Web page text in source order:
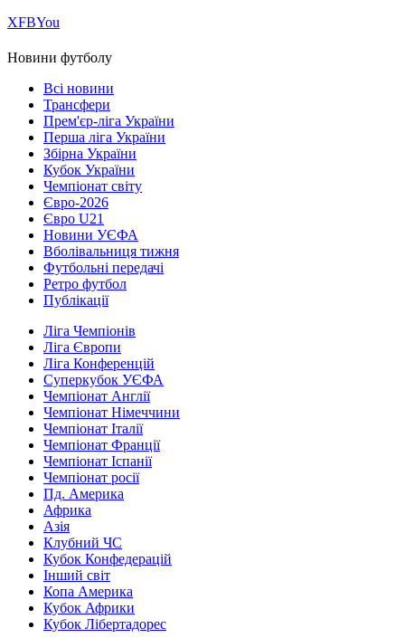
ХFBYou
Новини футболу
Всі новини
Трансфери
Прем'єр-ліга України
Перша ліга України
Збірна України
Кубок України
Чемпіонат світу
Євро-2026
Євро U21
Новини УЄФА
Вболівальниця тижня
Футбольні передачі
Ретро футбол
Публікації
Ліга Чемпіонів
Ліга Європи
Ліга Конференцій
Суперкубок УЄФА
Чемпіонат Англії
Чемпіонат Німеччини
Чемпіонат Італії
Чемпіонат Франції
Чемпіонат Іспанії
Чемпіонат росії
Пд. Америка
Африка
Азія
Клубний ЧС
Кубок Конфедерацій
Інший світ
Копа Америка
Кубок Африки
Кубок Лібертадорес